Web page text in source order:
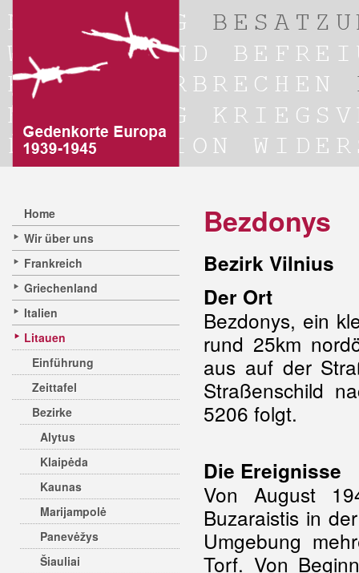
Home
Wir über uns
Frankreich
Griechenland
Italien
Litauen
Einführung
Zeittafel
Bezirke
Alytus
Klaipėda
Kaunas
Marijampolė
Panevėžys
Šiauliai
Bezdonys
Bezirk Vilnius
Der Ort
Bezdonys, ein
rund 25km
aus auf der
Straßenschild
5206 folgt.
Die Ereignisse
Von August
Buzaraistis in
Umgebung
Torf. Von